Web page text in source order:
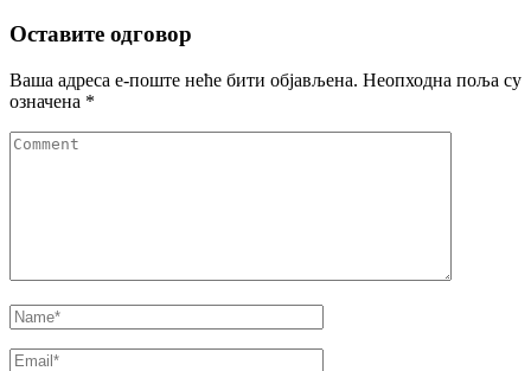
Оставите одговор
Ваша адреса е-поште неће бити објављена. Неопходна поља су
означена *
Comment
Name*
Email*